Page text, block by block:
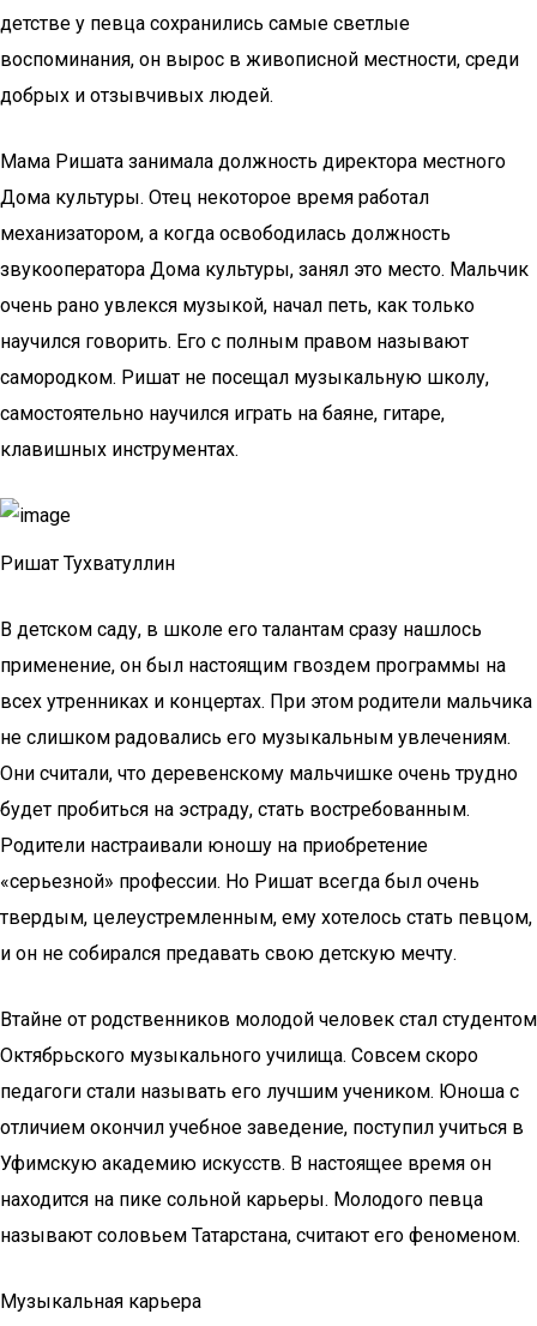
детстве у певца сохранились самые светлые
воспоминания, он вырос в живописной местности, среди
добрых и отзывчивых людей.
Мама Ришата занимала должность директора местного
Дома культуры. Отец некоторое время работал
механизатором, а когда освободилась должность
звукооператора Дома культуры, занял это место. Мальчик
очень рано увлекся музыкой, начал петь, как только
научился говорить. Его с полным правом называют
самородком. Ришат не посещал музыкальную школу,
самостоятельно научился играть на баяне, гитаре,
клавишных инструментах.
Ришат Тухватуллин
В детском саду, в школе его талантам сразу нашлось
применение, он был настоящим гвоздем программы на
всех утренниках и концертах. При этом родители мальчика
не слишком радовались его музыкальным увлечениям.
Они считали, что деревенскому мальчишке очень трудно
будет пробиться на эстраду, стать востребованным.
Родители настраивали юношу на приобретение
«серьезной» профессии. Но Ришат всегда был очень
твердым, целеустремленным, ему хотелось стать певцом,
и он не собирался предавать свою детскую мечту.
Втайне от родственников молодой человек стал студентом
Октябрьского музыкального училища. Совсем скоро
педагоги стали называть его лучшим учеником. Юноша с
отличием окончил учебное заведение, поступил учиться в
Уфимскую академию искусств. В настоящее время он
находится на пике сольной карьеры. Молодого певца
называют соловьем Татарстана, считают его феноменом.
Музыкальная карьера